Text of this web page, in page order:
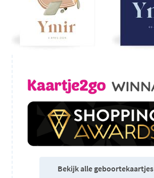
Bekijk alle geboortekaartjes